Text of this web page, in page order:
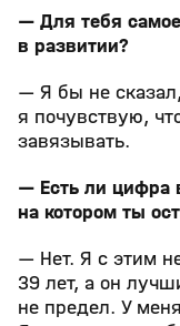
— Для тебя
в развитии?
— Я бы не
я почувствую,
завязывать.
— Есть ли цифра
на котором ты
— Нет. Я с этим
39 лет, а он
не предел. У